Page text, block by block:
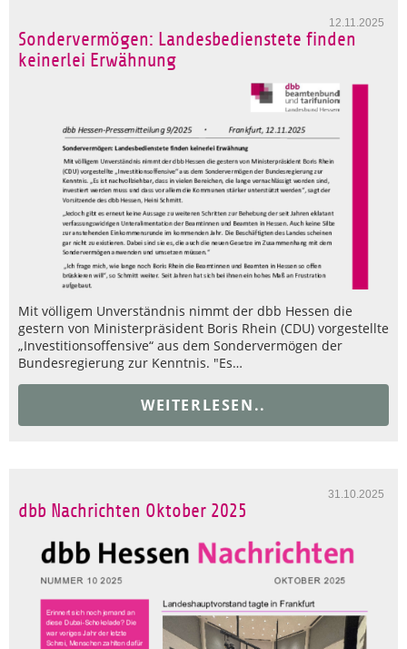
12.11.2025
Sondervermögen: Landesbedienstete finden
keinerlei Erwähnung
Mit völligem Unverständnis nimmt der dbb Hessen die
gestern von Ministerpräsident Boris Rhein (CDU) vorgestellte
„Investitionsoffensive“ aus dem Sondervermögen der
Bundesregierung zur Kenntnis. "Es…
WEITERLESEN..
31.10.2025
dbb Nachrichten Oktober 2025